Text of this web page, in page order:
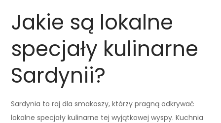
Jakie są lokalne
specjały kulinarne
Sardynii?
Sardynia to raj dla smakoszy, którzy pragną odkrywać
lokalne specjały kulinarne tej wyjątkowej wyspy. Kuchnia